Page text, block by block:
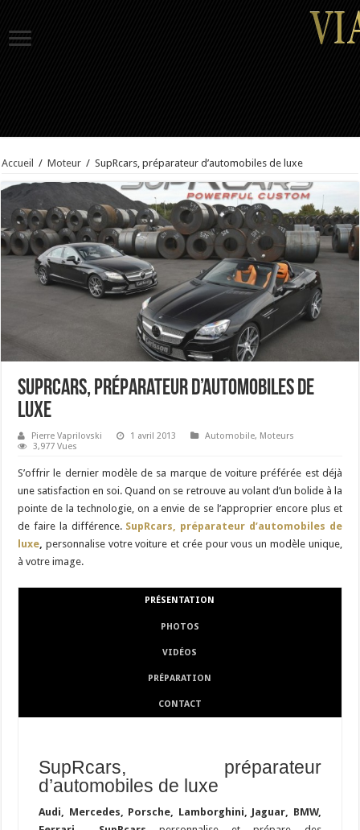
Accueil / Moteur / SupRcars, préparateur d’automobiles de luxe
SupRcars, préparateur d’automobiles de
luxe
Pierre Vaprilovski 1 avril 2013 Automobile, Moteurs
3,977 Vues
S’offrir le dernier modèle de sa marque de voiture préférée est déjà
une satisfaction en soi. Quand on se retrouve au volant d’un bolide à la
pointe de la technologie, on a envie de se l’approprier encore plus et
de faire la différence. SupRcars, préparateur d’automobiles de
luxe personnalise votre voiture et crée pour vous un modèle unique,
à votre image.
PRÉSENTATION
PHOTOS
VIDÉOS
PRÉPARATION
CONTACT
SupRcars, préparateur
d’automobiles de luxe
Audi, Mercedes, Porsche, Lamborghini, Jaguar, BMW,